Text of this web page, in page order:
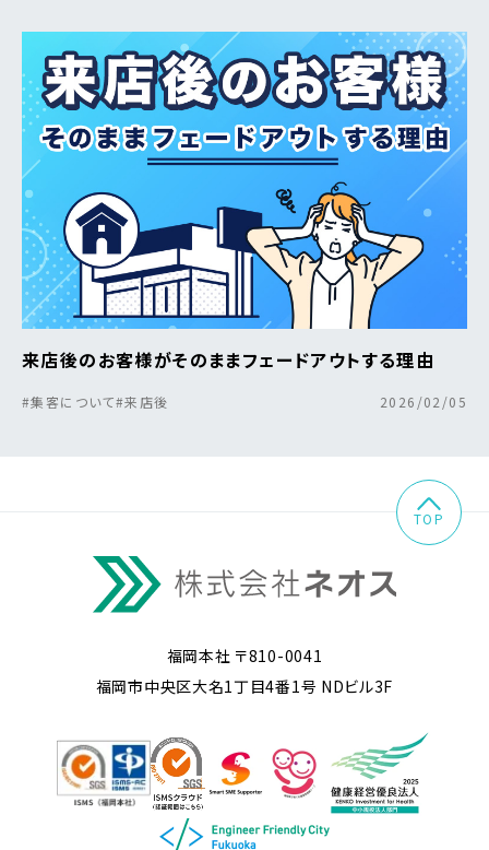
来店後のお客様がそのままフェードアウトする理由
#集客について#来店後 2026/02/05
福岡本社 〒810-0041
福岡市中央区大名1丁目4番1号 NDビル3F
TOP